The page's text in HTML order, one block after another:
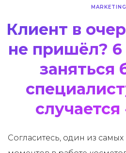
MARKETING
Клиент в
не пришёл?
заняться
случается
Согласитесь, один из